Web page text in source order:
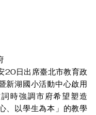
20日出席臺北市教育政
新湖國小活動中心啟用
時強調市府希望塑造
、以學生為本」的教學